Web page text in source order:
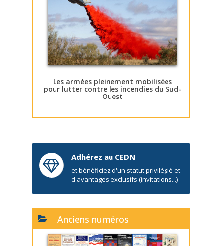
Les armées pleinement mobilisées
pour lutter contre les incendies du Sud-
Ouest
Adhérez au CEDN
et bénéficiez d'un statut privilégié et
d'avantages exclusifs (invitations...)
Anciens numéros